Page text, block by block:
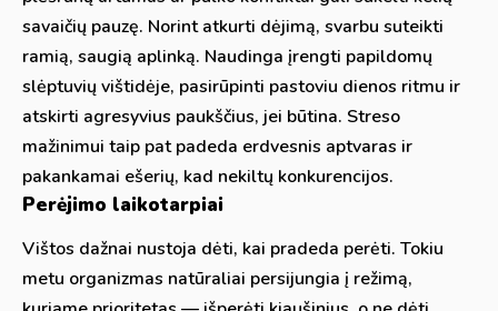
savaičių pauzę. Norint atkurti dėjimą, svarbu suteikti
ramią, saugią aplinką. Naudinga įrengti papildomų
slėptuvių vištidėje, pasirūpinti pastoviu dienos ritmu ir
atskirti agresyvius paukščius, jei būtina. Streso
mažinimui taip pat padeda erdvesnis aptvaras ir
pakankamai ešerių, kad nekiltų konkurencijos.
Perėjimo laikotarpiai
Vištos dažnai nustoja dėti, kai pradeda perėti. Tokiu
metu organizmas natūraliai persijungia į režimą,